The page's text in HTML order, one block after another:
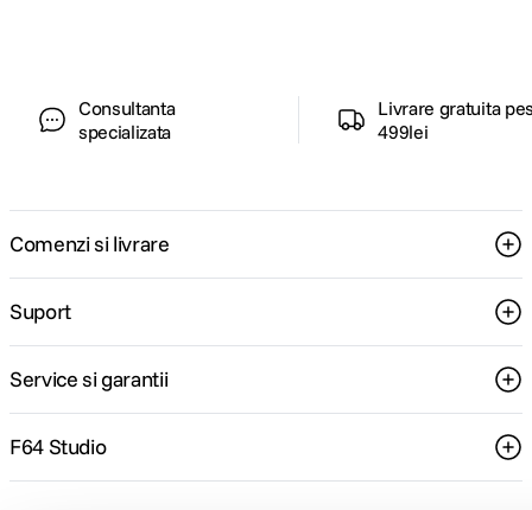
Consultanta
specializata
Livrare gratuita
499lei
Comenzi si livrare
Suport
Service si garantii
F64 Studio